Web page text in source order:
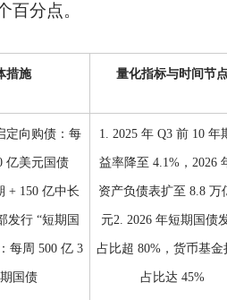
百分点。
措施 量化指标与时间节
定向购债：每
亿美元国债
+ 150 亿中长
发行 “短期国
每周 500 亿 3
国债
1. 2025 年 Q3 前 10 年
益率降至 4.1%，2026
资产负债表扩至 8.8 万
元2. 2026 年短期国债
占比超 80%，货币基金
占比达 45%